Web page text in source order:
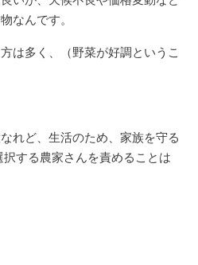
なんです。
は多く、（野菜が好調というこ
れど、生活のため、家族を守る
する農家さんを責めることは